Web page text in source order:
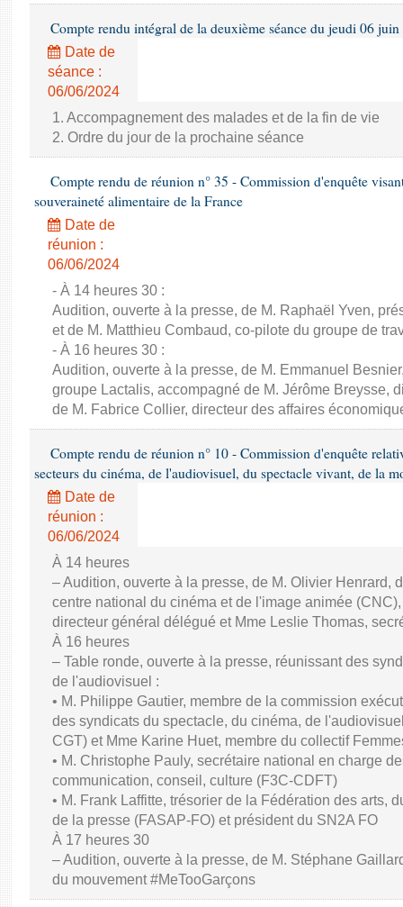
Compte rendu intégral de la deuxième séance du jeudi 06
Date de
séance :
06/06/2024
1. Accompagnement des malades et de la fin de vie
2. Ordre du jour de la prochaine séance
Compte rendu de réunion n° 35 - Commission d'enquête
souveraineté alimentaire de la France
Date de
réunion :
06/06/2024
- À 14 heures 30 :
Audition, ouverte à la presse, de M. Raphaël Yven,
et de M. Matthieu Combaud, co-pilote du groupe de
- À 16 heures 30 :
Audition, ouverte à la presse, de M. Emmanuel
groupe Lactalis, accompagné de M. Jérôme Breysse,
de M. Fabrice Collier, directeur des affaires
Compte rendu de réunion n° 10 - Commission d'enquête
secteurs du cinéma, de l'audiovisuel, du spectacle vivant, de la
Date de
réunion :
06/06/2024
À 14 heures
– Audition, ouverte à la presse, de M. Olivier Henrard,
centre national du cinéma et de l'image animée
directeur général délégué et Mme Leslie Thomas,
À 16 heures
– Table ronde, ouverte à la presse, réunissant des
de l'audiovisuel :
• M. Philippe Gautier, membre de la commission
des syndicats du spectacle, du cinéma, de
CGT) et Mme Karine Huet, membre du collectif
• M. Christophe Pauly, secrétaire national en charge
communication, conseil, culture (F3C-CDFT)
• M. Frank Laffitte, trésorier de la Fédération des arts,
de la presse (FASAP-FO) et président du SN2A FO
À 17 heures 30
– Audition, ouverte à la presse, de M. Stéphane
du mouvement #MeTooGarçons